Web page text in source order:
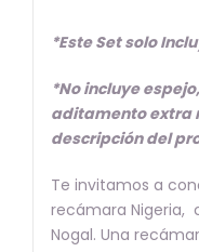
*Este Set solo
*No incluye
aditamento extra
descripción del
Te invitamos a
recámara Nigeria,
Nogal. Una